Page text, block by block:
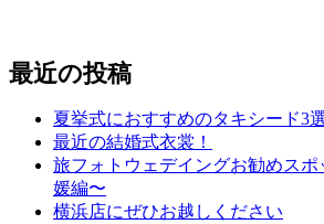
最近の投稿
夏挙式におすすめのタキシード3
最近の結婚式衣裳！
旅フォトウェデイングお勧めスポ
媛編〜
横浜店にぜひお越しください